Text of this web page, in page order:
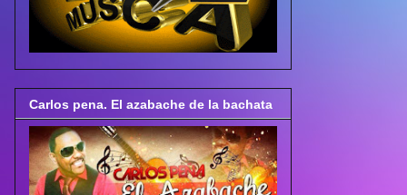
Carlos pena. El azabache de la bachata